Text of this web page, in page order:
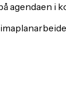
agendaen i